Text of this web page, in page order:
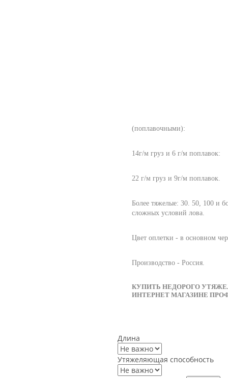
(поплавочными):
14г/м груз и 6 г/м поплавок:
22 г/м груз и 9г/м поплавок.
Более тяжелые: 30. 50, 100 и
сложных условий лова.
Цвет оплетки - в основном
Производство - Россия.
КУПИТЬ НЕДОРОГО
ИНТЕРНЕТ МАГАЗИНЕ
Длина
Утяжеляющая способность